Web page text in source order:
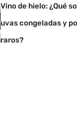
Vino de hielo: ¿Qué
uvas congeladas y
raros?